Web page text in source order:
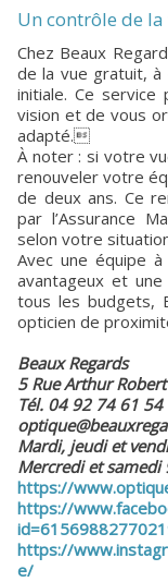
Un contrôle de
Chez Beaux Regards, vous pouvez bénéficier d’un contrôle
de la vue gratuit, à
initiale. Ce
vision et de vous
adapté.
À noter : si votre
renouveler votre
de deux ans. Ce
par l’Assurance
selon votre
Avec une équipe
avantageux et
tous les budgets,
opticien de
Beaux Regards
5 Rue Arthur
Tél. 04 92 74 61 54
Mardi, jeudi et
Mercredi et
https://
https://
https://
e/